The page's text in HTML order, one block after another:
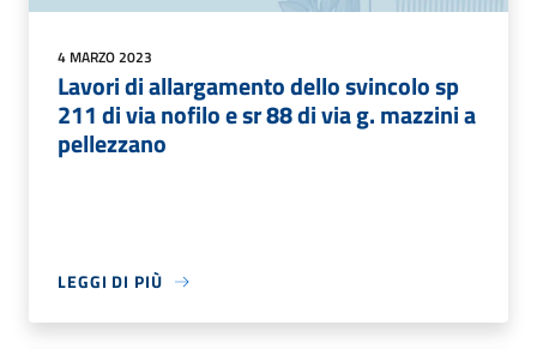
4 MARZO 2023
Lavori di allargamento dello svincolo sp
211 di via nofilo e sr 88 di via g. mazzini a
pellezzano
LEGGI DI PIÙ